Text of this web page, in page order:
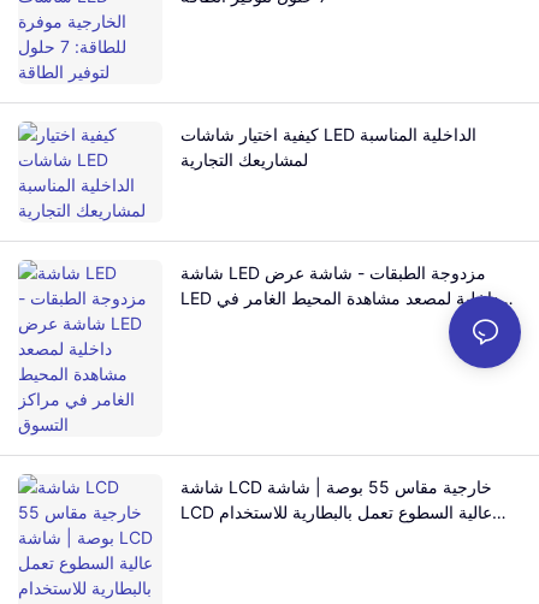
كيفية اختيار شاشات LED الداخلية المناسبة
لمشاريعك التجارية
شاشة LED مزدوجة الطبقات - شاشة عرض
LED داخلية لمصعد مشاهدة المحيط الغامر في
شاشة LCD خارجية مقاس 55 بوصة | شاشة
LCD عالية السطوع تعمل بالبطارية للاستخدام